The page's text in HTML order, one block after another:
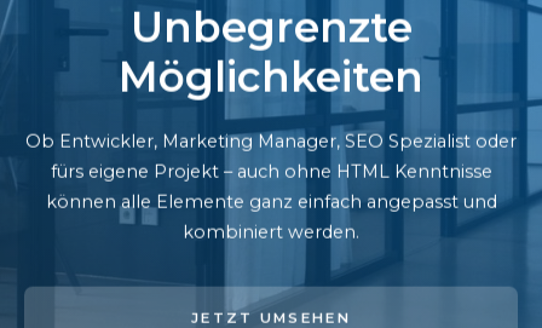
Unbegrenzte
Möglichkeiten
Ob Entwickler, Marketing Manager, SEO Spezialist oder
fürs eigene Projekt – auch ohne HTML Kenntnisse
können alle Elemente ganz einfach angepasst und
kombiniert werden.
JETZT UMSEHEN